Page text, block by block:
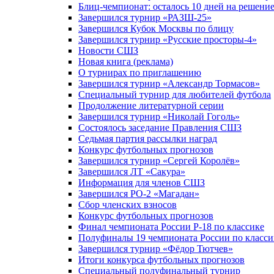
Блиц-чемпионат: осталось 10 дней на решение
Завершился турнир «РАЗШ-25»
Завершился Кубок Москвы по блицу
Завершился турнир «Русские просторы-4»
Новости СШЗ
Новая книга (реклама)
О турнирах по приглашению
Завершился турнир «Александр Тормасов»
Специальный турнир для любителей футбола
Продолжение литературной серии
Завершился турнир «Николай Гоголь»
Состоялось заседание Правления СШЗ
Седьмая партия рассылки наград
Конкурс футбольных прогнозов
Завершился турнир «Сергей Королёв»
Завершился ЛТ «Сакура»
Информация для членов СШЗ
Завершился РО-2 «Магадан»
Сбор членских взносов
Конкурс футбольных прогнозов
Финал чемпионата России Р-18 по классике
Полуфиналы 19 чемпионата России по
Завершился турнир «Фёдор Тютчев»
Итоги конкурса футбольных прогнозов
Специальный полуфинальный турнир